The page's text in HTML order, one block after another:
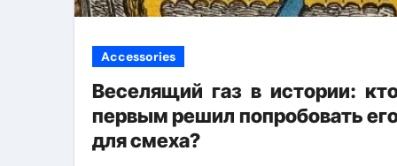
Accessories
Веселящий газ в истории:
первым решил попробовать
для смеха?